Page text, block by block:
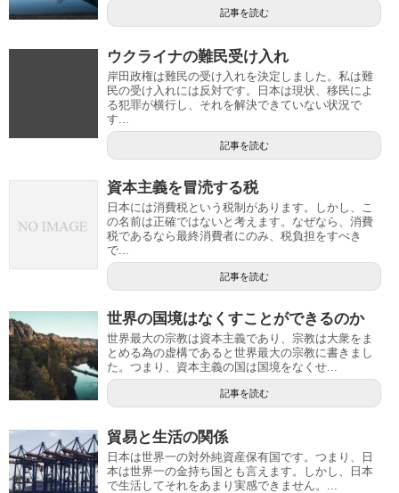
記事を読む
ウクライナの難民受け入れ
岸田政権は難民の受け入れを決定しました。私は難
民の受け入れには反対です。日本は現状、移民によ
る犯罪が横行し、それを解決できていない状況で
す...
記事を読む
資本主義を冒涜する税
日本には消費税という税制があります。しかし、こ
の名前は正確ではないと考えます。なぜなら、消費
税であるなら最終消費者にのみ、税負担をすべき
で...
記事を読む
世界の国境はなくすことができるのか
世界最大の宗教は資本主義であり、宗教は大衆をま
とめる為の虚構であると世界最大の宗教に書きまし
た。つまり、資本主義の国は国境をなくせ...
記事を読む
貿易と生活の関係
日本は世界一の対外純資産保有国です。つまり、日
本は世界一の金持ち国とも言えます。しかし、日本
で生活してそれをあまり実感できません。...